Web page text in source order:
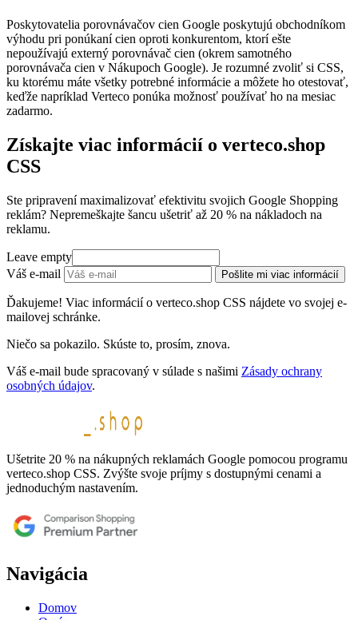
Poskytovatelia porovnávačov cien Google poskytujú obchodníkom
výhodu pri ponúkaní cien oproti konkurentom, ktorí ešte
nepoužívajú externý porovnávač cien (okrem samotného
porovnávača cien v Nákupoch Google). Je rozumné zvoliť si CSS,
ku ktorému máte všetky potrebné informácie a môžete ho otestovať,
keďže napríklad Verteco ponúka možnosť používať ho na mesiac
zadarmo.
Získajte viac informácií o verteco.shop
CSS
Ste pripravení maximalizovať efektivitu svojich Google Shopping
reklám? Nepremeškajte šancu ušetriť až 20 % na nákladoch na
reklamu.
Leave empty
Váš e-mail
Pošlite mi viac informácií
Ďakujeme! Viac informácií o verteco.shop CSS nájdete vo svojej e-
mailovej schránke.
Niečo sa pokazilo. Skúste to, prosím, znova.
Váš e-mail bude spracovaný v súlade s našimi Zásady ochrany
osobných údajov.
Ušetrite 20 % na nákupných reklamách Google pomocou programu
verteco.shop CSS. Zvýšte svoje príjmy s dostupnými cenami a
jednoduchým nastavením.
Navigácia
Domov